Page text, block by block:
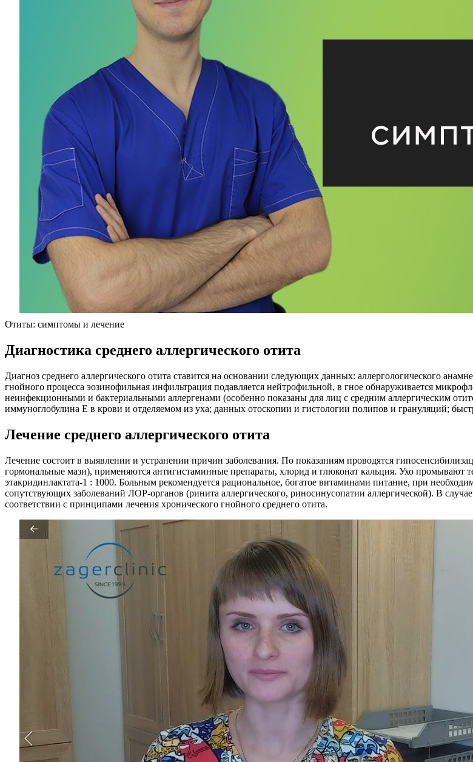
Отиты: симптомы и лечение
Диагностика среднего аллергического отита
Диагноз среднего аллергического отита ставится на основании следующих данных: аллергологического
гнойного процесса эозинофильная инфильтрация подавляется нейтрофильной, в гное обнаруживается
неинфекционными и бактериальными аллергенами (особенно показаны для лиц с средним аллергическим
иммуноглобулина Е в крови и отделяемом из уха; данных отоскопии и гистологии полипов и грануляций;
Лечение среднего аллергического отита
Лечение состоит в выявлении и устранении причин заболевания. По показаниям проводятся
гормональные мази), применяются антигистаминные препараты, хлорид и глюконат кальция. Ухо промывают
этакридинлактата-1 : 1000. Больным рекомендуется рациональное, богатое витаминами питание, при
сопутствующих заболеваний ЛОР-органов (ринита аллергического, риносинусопатии аллергической). В
соответствии с принципами лечения хронического гнойного среднего отита.